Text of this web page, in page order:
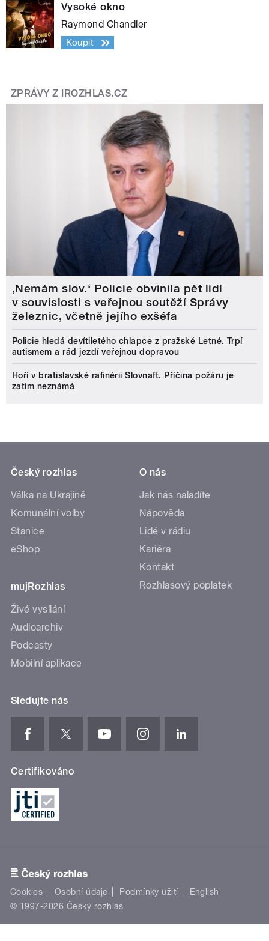
Vysoké okno
Raymond Chandler
Koupit
ZPRÁVY Z IROZHLAS.CZ
‚Nemám slov.‘ Policie obvinila pět lidí
v souvislosti s veřejnou soutěží Správy
železnic, včetně jejího exšéfa
Policie hledá devítiletého chlapce z pražské Letné. Trpí
autismem a rád jezdí veřejnou dopravou
Hoří v bratislavské rafinérii Slovnaft. Příčina požáru je
zatím neznámá
Český rozhlas
Válka na Ukrajině
Komunální volby
Stanice
eShop
mujRozhlas
Živé vysílání
Audioarchiv
Podcasty
Mobilní aplikace
O nás
Jak nás naladíte
Nápověda
Lidé v rádiu
Kariéra
Kontakt
Rozhlasový poplatek
Sledujte nás
Certifikováno
Cookies Osobní údaje Podmínky užití
English
© 1997-2026 Český rozhlas